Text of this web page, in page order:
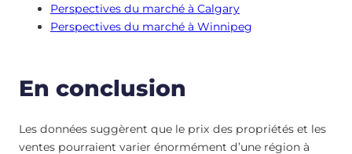
Perspectives du marché à Calgary
Perspectives du marché à Winnipeg
En conclusion
Les données suggèrent que le prix des propriétés et les
ventes pourraient varier énormément d’une région à